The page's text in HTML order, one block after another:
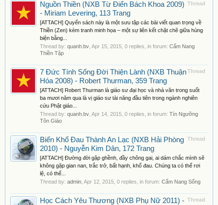
Thread
Nguồn Thiền (NXB Từ Điển Bách Khoa 2009)
- Miriam Levering, 113 Trang
[ATTACH] Quyển sách này là một sưu tập các bài viết quan trọng về
Thiền (Zen) kèm tranh minh họa – một sự liên kết chặt chẽ giữa hùng
biện bằng...
Thread by: quanh.bv Apr 15, 2015 , 0 replies, in forum: Cẩm Nang
Thiền Tập
Thread
7 Đức Tính Sống Đời Thiện Lành (NXB Thuận
Hóa 2008) - Robert Thurman, 359 Trang
[ATTACH] Robert Thurman là giáo sư đại học và nhà văn trong suốt
ba mươi năm qua là vị giáo sư tài năng đầu tiên trong ngành nghiên
cứu Phật giáo...
Thread by: quanh.bv Apr 14, 2015 , 0 replies, in forum: Tín Ngưỡng
Tôn Giáo
Thread
Biến Khổ Đau Thành An Lạc (NXB Hải Phòng
2010) - Nguyễn Kim Dân, 172 Trang
[ATTACH] Đường đời gập ghềnh, đầy chông gai, ai dám chắc mình sẽ
không gặp gian nan, trắc trở, bất hạnh, khổ đau. Chúng ta có thể rơi
lệ, có thể...
Thread by: admin Apr 12, 2015 , 0 replies, in forum: Cẩm Nang Sống
Thread
Học Cách Yêu Thương (NXB Phụ Nữ 2011) -